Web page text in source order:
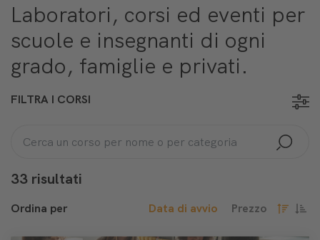
Laboratori, corsi ed eventi per
scuole e insegnanti di ogni
grado, famiglie e privati.
FILTRA I CORSI
33 risultati
Ordina per Data di avvio Prezzo